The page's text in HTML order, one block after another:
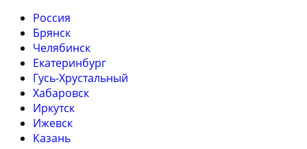
Россия
Брянск
Челябинск
Екатеринбург
Гусь-Хрустальный
Хабаровск
Иркутск
Ижевск
Казань